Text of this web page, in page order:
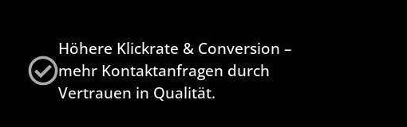
Höhere Klickrate & Conversion –
mehr Kontaktanfragen durch
Vertrauen in Qualität.